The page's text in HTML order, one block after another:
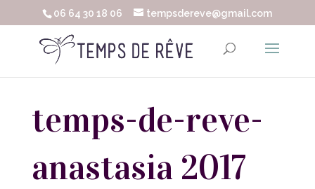
06 64 30 18 06 tempsdereve@gmail.com
temps-de-reve-
anastasia 2017